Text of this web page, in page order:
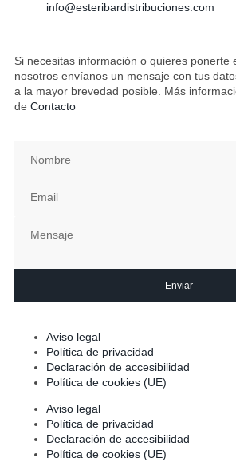
info@esteribardistribuciones.com
Si necesitas información o quieres ponerte
nosotros envíanos un mensaje con tus
a la mayor brevedad posible. Más
de Contacto
Enviar
Aviso legal
Política de privacidad
Declaración de accesibilidad
Política de cookies (UE)
Aviso legal
Política de privacidad
Declaración de accesibilidad
Política de cookies (UE)